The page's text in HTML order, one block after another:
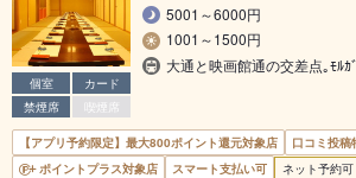
個室
カード
禁煙席
喫煙席
5001～6000円
1001～1500円
大通と映画館通の交差点｡ﾓﾙｶ
【アプリ予約限定】最大800ポイント還元対象店
口コミ投稿
ポイントプラス対象店
スマート支払い可 ネット予約可